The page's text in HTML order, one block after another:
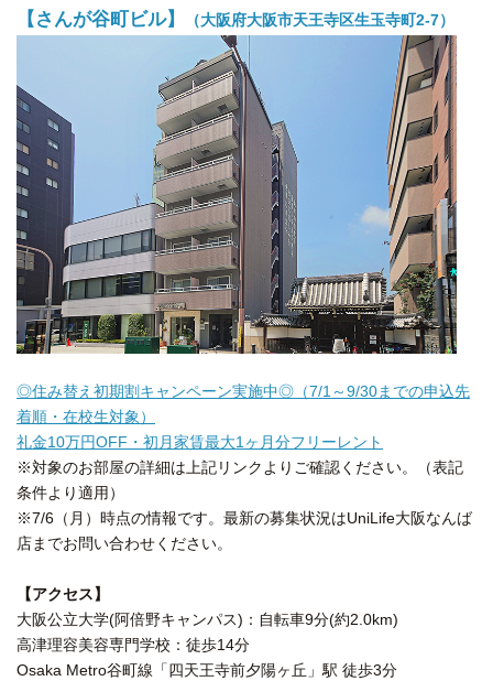
【さんが谷町ビル】 （大阪府大阪市天王寺区生玉寺町2-7）
◎住み替え初期割キャンペーン実施中◎（7/1～9/30までの申込先
着順・在校生対象）
礼金10万円OFF・初月家賃最大1ヶ月分フリーレント
※対象のお部屋の詳細は上記リンクよりご確認ください。（表記
条件より適用）
※7/6（月）時点の情報です。最新の募集状況はUniLife大阪なんば
店までお問い合わせください。
【アクセス】
大阪公立大学(阿倍野キャンパス)：自転車9分(約2.0km)
高津理容美容専門学校：徒歩14分
Osaka Metro谷町線「四天王寺前夕陽ヶ丘」駅 徒歩3分